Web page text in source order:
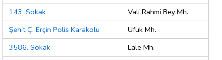
143. Sokak
Vali Rahmi Bey Mh.
Şehit Ç. Erçin Polis Karakolu
Ufuk Mh.
3586. Sokak
Lale Mh.